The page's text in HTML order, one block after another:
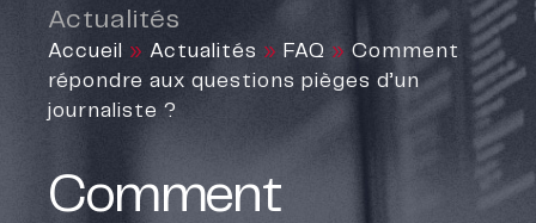
Actualités
Accueil » Actualités » FAQ » Comment
répondre aux questions pièges d’un
journaliste ?
Comment